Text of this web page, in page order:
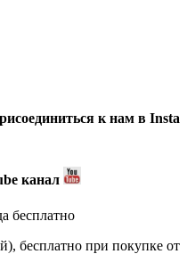
к нам в Insta
канал
бесплатно
бесплатно при покупке от